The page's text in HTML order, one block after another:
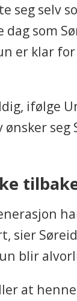
seg selv
som
er klar for
ifølge
ønsker seg
sier
blir
at